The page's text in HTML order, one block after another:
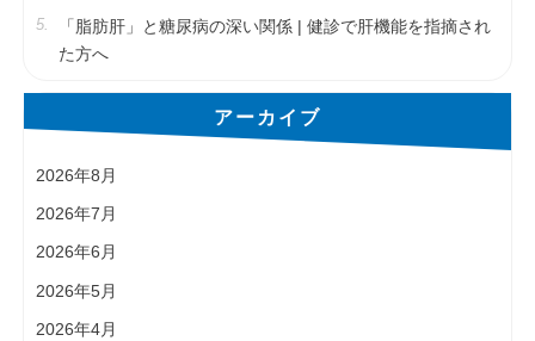
「脂肪肝」と糖尿病の深い関係 | 健診で肝機能を指摘され
た方へ
アーカイブ
2026年8月
2026年7月
2026年6月
2026年5月
2026年4月